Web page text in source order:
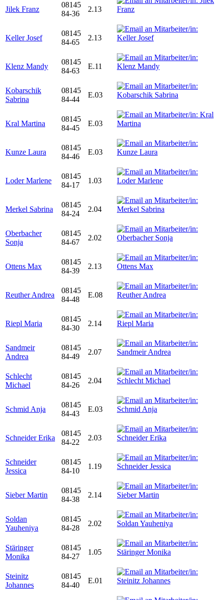
Jilek Franz
08145
84-36
2.13
Keller Josef
08145
84-65
2.13
Klenz Mandy
08145
84-63
E.11
Kobarschik
Sabrina
08145
84-44
E.03
Kral Martina
08145
84-45
E.03
Kunze Laura
08145
84-46
E.03
Loder Marlene
08145
84-17
1.03
Merkel Sabrina
08145
84-24
2.04
Oberbacher
Sonja
08145
84-67
2.02
Ottens Max
08145
84-39
2.13
Reuther Andrea
08145
84-48
E.08
Riepl Maria
08145
84-30
2.14
Sandmeir
Andrea
08145
84-49
2.07
Schlecht
Michael
08145
84-26
2.04
Schmid Anja
08145
84-43
E.03
Schneider Erika
08145
84-22
2.03
Schneider
Jessica
08145
84-10
1.19
Sieber Martin
08145
84-38
2.14
Soldan
Yauheniya
08145
84-28
2.02
Stäringer
Monika
08145
84-27
1.05
Steinitz
Johannes
08145
84-40
E.01